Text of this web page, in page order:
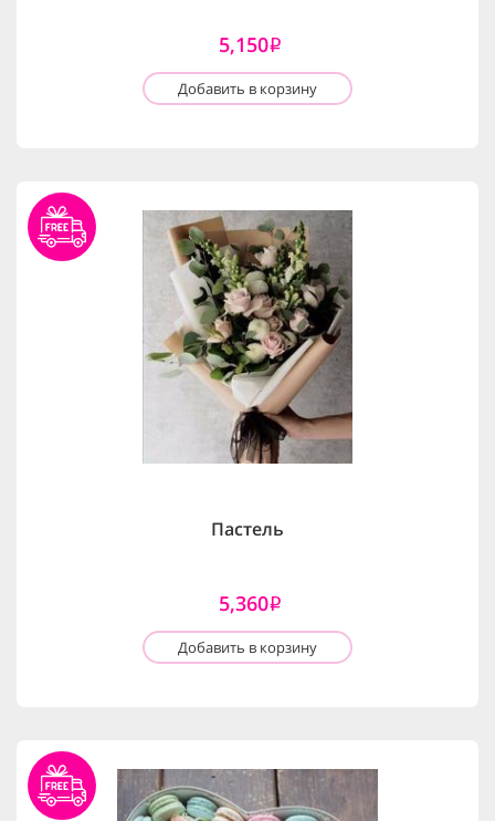
5,150i
Добавить в корзину
Пастель
5,360i
Добавить в корзину